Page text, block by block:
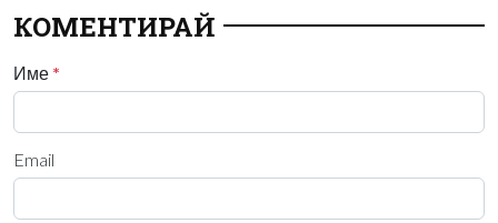
КОМЕНТИРАЙ
Име *
Email